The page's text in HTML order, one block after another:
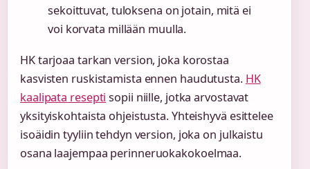
sekoittuvat, tuloksena on jotain, mitä ei
voi korvata millään muulla.
HK tarjoaa tarkan version, joka korostaa
kasvisten ruskistamista ennen haudutusta. HK
kaalipata resepti sopii niille, jotka arvostavat
yksityiskohtaista ohjeistusta. Yhteishyvä esittelee
isoäidin tyyliin tehdyn version, joka on julkaistu
osana laajempaa perinneruokakokoelmaa.